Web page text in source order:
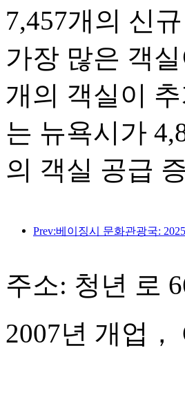
7,457개의 신
가장 많은 객
개의 객실이
는 뉴욕시가
의 객실 공급
주소: 청년 로
2007년 개업，